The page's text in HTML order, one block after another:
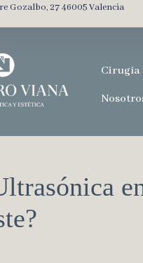
Gozalbo, 27 46005 Valencia
Cirugía